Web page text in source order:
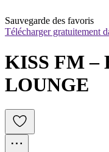
Sauvegarde des favoris
Télécharger gratuitement
KISS FM –
LOUNGE